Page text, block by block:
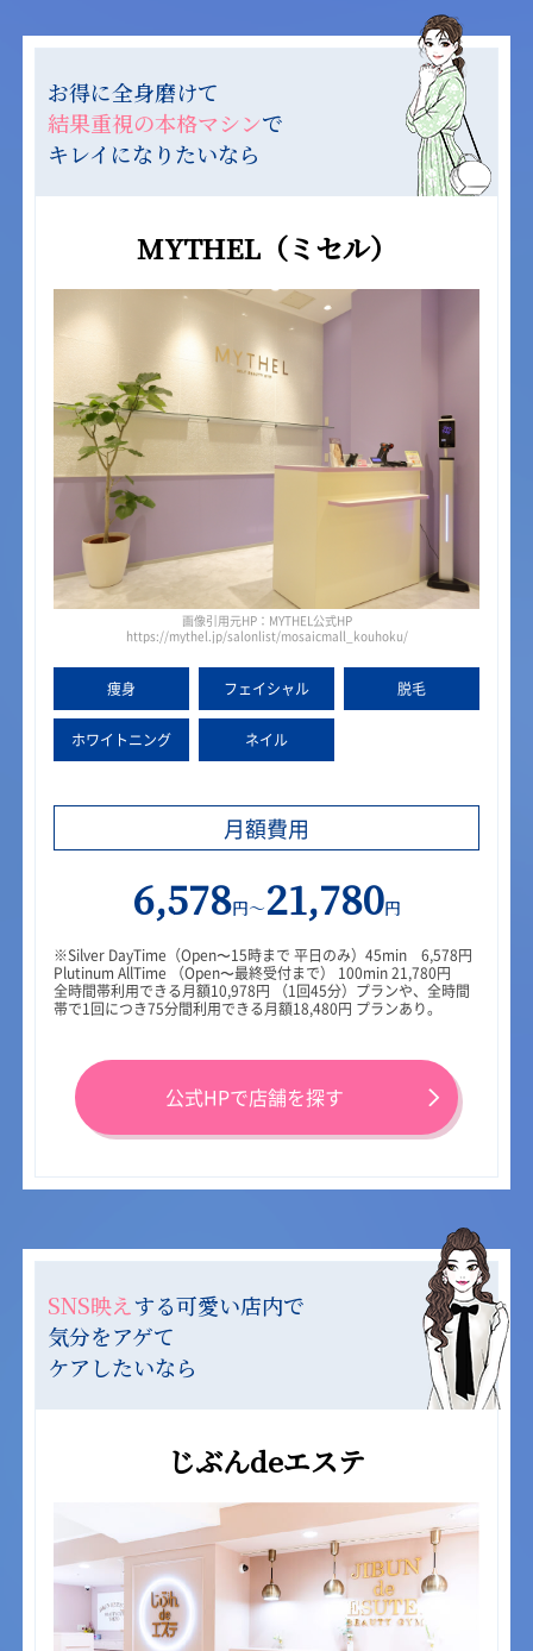
お得に全身磨けて
結果重視の本格マシンで
キレイになりたいなら
MYTHEL（ミセル）
画像引用元HP：MYTHEL公式HP
https://mythel.jp/salonlist/mosaicmall_kouhoku/
痩身 フェイシャル 脱毛
ホワイトニング ネイル
月額費用
6,578円～21,780円
※Silver DayTime（Open〜15時まで 平日のみ）45min 6,578円
Plutinum AllTime （Open〜最終受付まで） 100min 21,780円
全時間帯利用できる月額10,978円 （1回45分）プランや、全時間
帯で1回につき75分間利用できる月額18,480円 プランあり。
公式HPで店舗を探す
SNS映えする可愛い店内で
気分をアゲて
ケアしたいなら
じぶんdeエステ